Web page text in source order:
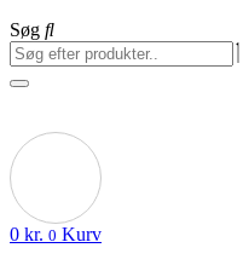
Søg
0 kr. 0 Kurv